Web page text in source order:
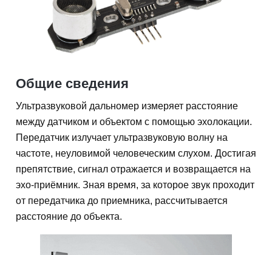
Общие сведения
Ультразвуковой дальномер измеряет расстояние
между датчиком и объектом с помощью эхолокации.
Передатчик излучает ультразвуковую волну на
частоте, неуловимой человеческим слухом. Достигая
препятствие, сигнал отражается и возвращается на
эхо-приёмник. Зная время, за которое звук проходит
от передатчика до приемника, рассчитывается
расстояние до объекта.